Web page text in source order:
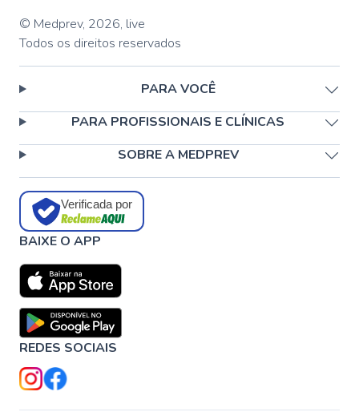
© Medprev, 2026, live
Todos os direitos reservados
PARA VOCÊ
PARA PROFISSIONAIS E CLÍNICAS
SOBRE A MEDPREV
Verificada por
BAIXE O APP
REDES SOCIAIS